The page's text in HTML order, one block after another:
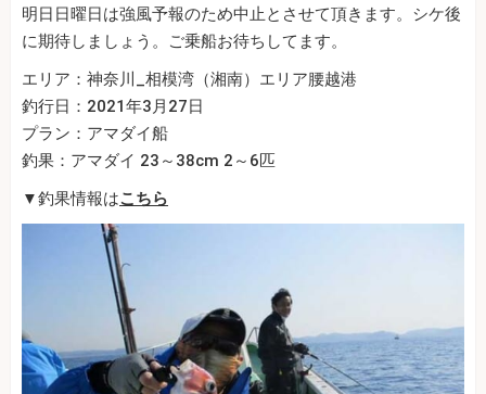
明日日曜日は強風予報のため中止とさせて頂きます。シケ後
に期待しましょう。ご乗船お待ちしてます。
エリア：神奈川_相模湾（湘南）エリア腰越港
釣行日：2021年3月27日
プラン：アマダイ船
釣果：アマダイ 23～38cm 2～6匹
▼釣果情報はこちら